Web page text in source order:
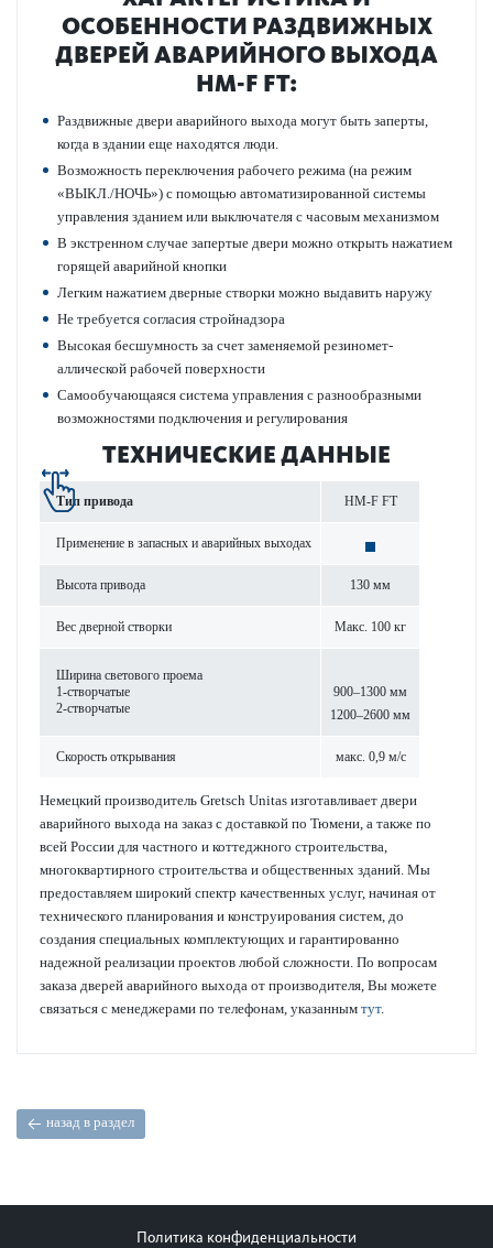
ОСОБЕННОСТИ РАЗ­Д­ВИЖНЫХ
ДВЕРЕЙ АВАР­ИЙНОГО ВЫХОДА
HM-F FT:
Раз­д­вижные двери авар­ийного выхода могут быть заперты,
когда в здании еще нахо­дятся люди.
Возможность пер­е­кл­ючения рабочего режима (на режим
«ВЫКЛ./НОЧЬ») с помощью автом­ат­изированной сис­темы
управ­ления зданием или выключателя с часовым механизмом
В экстр­енном случае запертые двери можно открыть нажатием
гор­ящей авар­ийной кнопки
Легким нажатием дверные створки можно выдавить наружу
Не требуется согласия стройнадзора
Выс­окая бесшумность за счет заменяемой рези­номет­
аллической рабочей пове­рхности
Самообучающаяся сис­тема управ­ления с разнообразными
возможно­с­тями под­ключения и регулирования
ТЕХНИЧЕСКИЕ ДАННЫЕ
Тип при­вода HM-F FT
Применение в запасных и авар­ийных выходах
Высота при­вода 130 мм
Вес дверной створки Макс. 100 кг
Ширина свет­ового проема
1-створ­чатые
2-створ­чатые
900–1300 мм
1200–2600 мм
Скор­ость открывания макс. 0,9 м/с
Немецкий производитель Gretsch Unitas изготавливает двери
аварийного выхода на заказ с доставкой по Тюмени, а также по
всей России для частного и коттеджного строительства,
многоквартирного строительства и общественных зданий. Мы
предоставляем широкий спектр качественных услуг, начиная от
технического планирования и конструирования систем, до
создания специальных комплектующих и гарантированно
надежной реализации проектов любой сложности. По вопросам
заказа дверей аварийного выхода от производителя, Вы можете
связаться с менеджерами по телефонам, указанным тут.
назад в раздел
Политика конфиденциальности